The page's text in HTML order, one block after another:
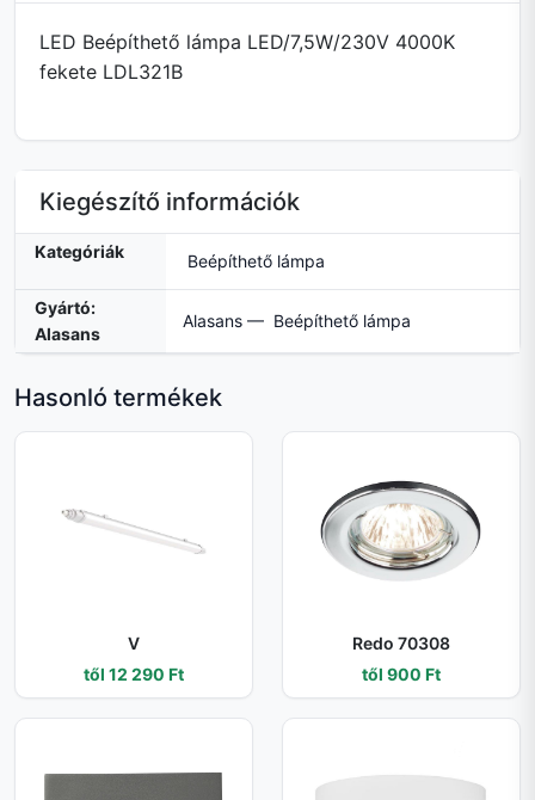
LED Beépíthető lámpa LED/7,5W/230V 4000K
fekete LDL321B
Kiegészítő információk
Kategóriák Beépíthető lámpa
Gyártó:
Alasans
Alasans — Beépíthető lámpa
Hasonló termékek
V
től 12 290 Ft
Redo 70308
től 900 Ft